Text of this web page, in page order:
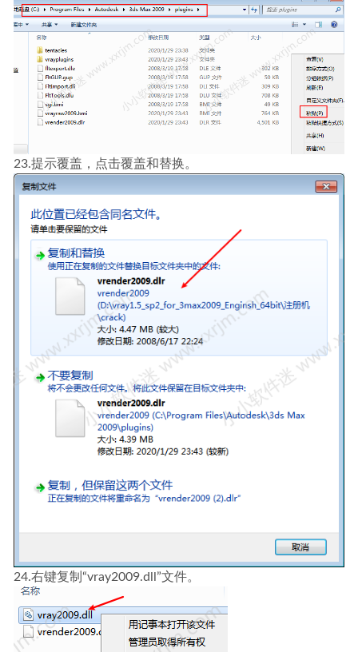
23.提示覆盖，点击覆盖和替换。
24.右键复制“vray2009.dll”文件。